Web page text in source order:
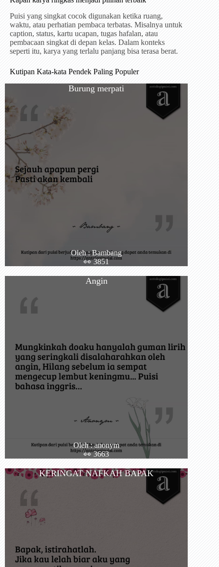
Puisi yang singkat cocok digunakan ketika ruang,
waktu, atau perhatian pembaca terbatas. Misalnya untuk
caption, status, kartu ucapan, tugas hafalan, atau
pembacaan singkat di depan kelas. Dalam konteks
seperti itu, karya yang terlalu panjang bisa terasa berat.
Kutipan Kata-kata Pendek Paling Populer
Burung merpati
Oleh : Bambang
👀 3851
Angin
Oleh : anonym
👀 3663
KERINGAT NAFKAH BAPAK